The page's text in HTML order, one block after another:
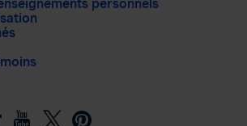
personnels